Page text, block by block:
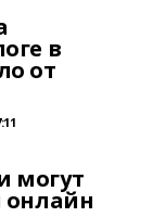
в
от
могут
онлайн